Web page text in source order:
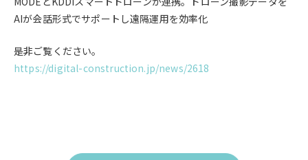
AIが会話形式でサポートし遠隔運用を効率化
是非ご覧ください。
https://digital-construction.jp/news/2618